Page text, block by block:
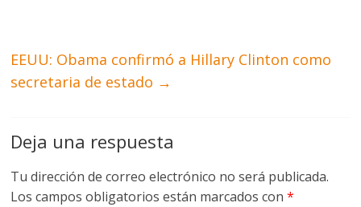
EEUU: Obama confirmó a Hillary Clinton como
secretaria de estado →
Deja una respuesta
Tu dirección de correo electrónico no será publicada.
Los campos obligatorios están marcados con*